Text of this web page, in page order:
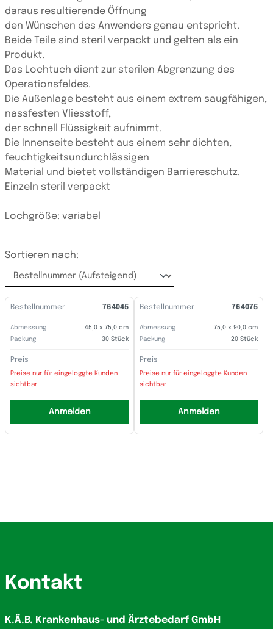
daraus resultierende Öffnung
den Wünschen des Anwenders genau entspricht.
Beide Teile sind steril verpackt und gelten als ein
Produkt.
Das Lochtuch dient zur sterilen Abgrenzung des
Operationsfeldes.
Die Außenlage besteht aus einem extrem saugfähigen,
nassfesten Vliesstoff,
der schnell Flüssigkeit aufnimmt.
Die Innenseite besteht aus einem sehr dichten,
feuchtigkeitsundurchlässigen
Material und bietet vollständigen Barriereschutz.
Einzeln steril verpackt
Lochgröße: variabel
Sortieren nach:
Bestellnummer 764045
Abmessung
45,0 x 75,0 cm
Packung
30 Stück
Preis
Preise nur für eingeloggte Kunden
sichtbar
Anmelden
Bestellnummer 764075
Abmessung
75,0 x 90,0 cm
Packung
20 Stück
Preis
Preise nur für eingeloggte Kunden
sichtbar
Anmelden
Kontakt
K.Ä.B. Krankenhaus- und Ärztebedarf GmbH